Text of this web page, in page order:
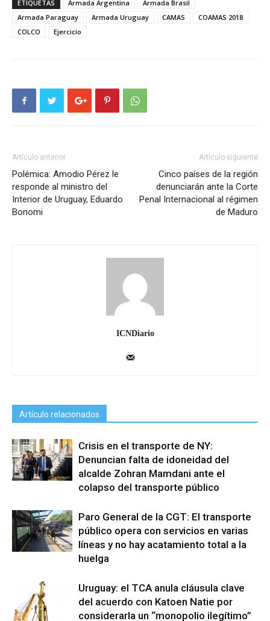
ETIQUETAS Armada Argentina
Armada Brasil
Armada Paraguay
Armada Uruguay CAMAS
COAMAS 2018
COLCO
Ejercicio
Artículo anterior
Polémica: Amodio Pérez le
responde al ministro del
Interior de Uruguay, Eduardo
Bonomi
Artículo siguiente
Cinco países de la región
denunciarán ante la Corte
Penal Internacional al régimen
de Maduro
ICNDiario
Artículo relacionados
Crisis en el transporte de NY:
Denuncian falta de idoneidad del
alcalde Zohran Mamdani ante el
colapso del transporte público
Paro General de la CGT: El transporte
público opera con servicios en varias
líneas y no hay acatamiento total a la
huelga
Uruguay: el TCA anula cláusula clave
del acuerdo con Katoen Natie por
considerarla un “monopolio ilegítimo”